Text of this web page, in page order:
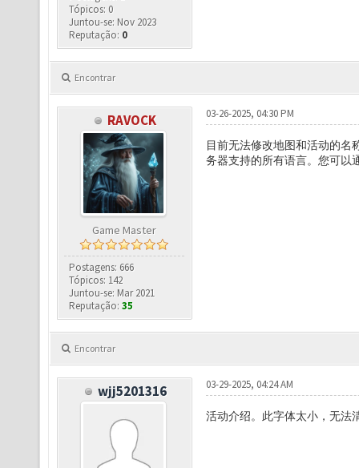
Tópicos: 0
Juntou-se: Nov 2023
Reputação: 0
Encontrar
RAVOCK
Game Master
Postagens: 666
Tópicos: 142
Juntou-se: Mar 2021
Reputação:35
03-26-2025, 04:30 PM
目前无法修改地图和活动的名
务器支持的所有语言。您可以
Encontrar
wjj5201316 03-29-2025, 04:24 AM
活动介绍。此字体太小，无法